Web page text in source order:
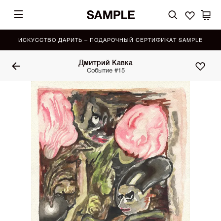
ИСКУССТВО ДАРИТЬ – ПОДАРОЧНЫЙ СЕРТИФИКАТ SAMPLE
Дмитрий Кавка
Событие #15